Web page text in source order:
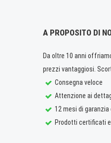
A PROPOSITO DI
Da oltre 10 anni
prezzi vantaggiosi.
Consegna veloce
Attenzione ai
12 mesi di
Prodotti certificati